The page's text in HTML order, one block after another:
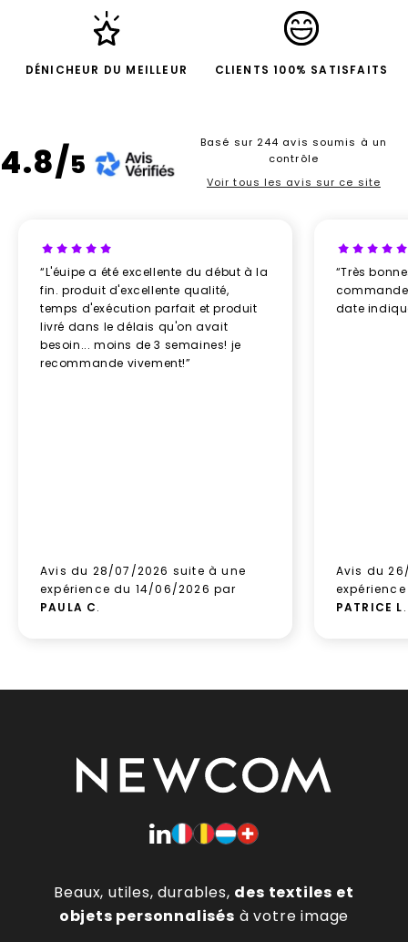
DÉNICHEUR DU MEILLEUR CLIENTS 100% SATISFAITS
4.8/5
Basé sur 244 avis soumis à un
contrôle
Voir tous les avis sur ce site
“L'éuipe a été excellente du début à la
fin. produit d'excellente qualité,
temps d'exécution parfait et produit
livré dans le délais qu'on avait
besoin... moins de 3 semaines! je
recommande vivement!”
Avis du 28/07/2026 suite à une
expérience du 14/06/2026 par
PAULA C.
“Très
date
Avis du
PATRICE L.
Beaux, utiles, durables, des textiles et
objets personnalisés à votre image